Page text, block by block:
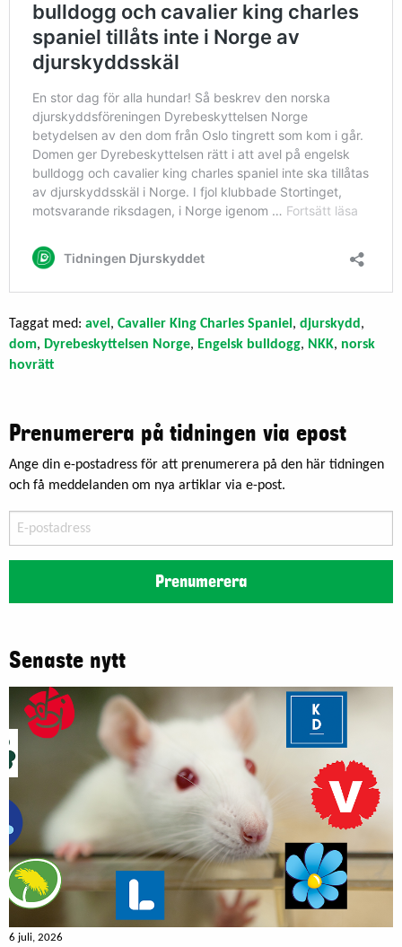
Taggat med: avel , Cavalier King Charles Spaniel , djurskydd ,
dom, Dyrebeskyttelsen Norge, Engelsk bulldogg, NKK, norsk
hovrätt
Prenumerera på tidningen via epost
Ange din e-postadress för att prenumerera på den här tidningen
och få meddelanden om nya artiklar via e-post.
postadress
Prenumerera
Senaste nytt
6 juli, 2026